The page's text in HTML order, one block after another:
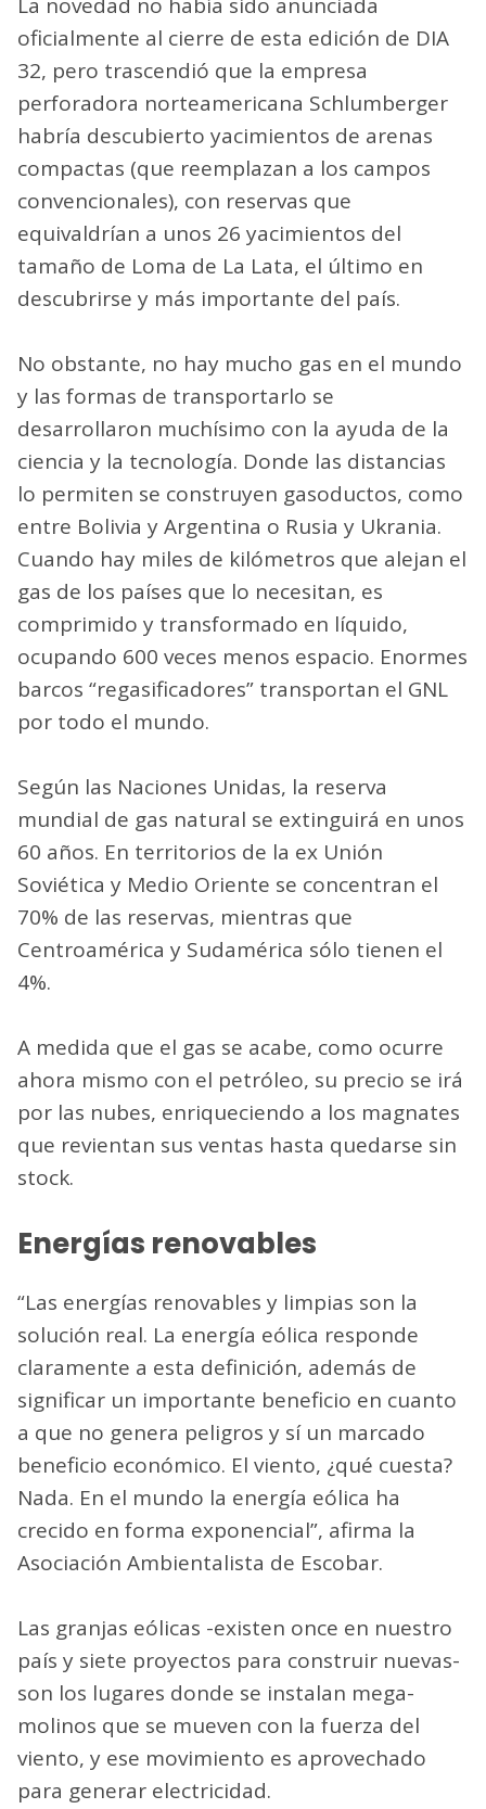
La novedad no había sido anunciada
oficialmente al cierre de esta edición de DIA
32, pero trascendió que la empresa
perforadora norteamericana Schlumberger
habría descubierto yacimientos de arenas
compactas (que reemplazan a los campos
convencionales), con reservas que
equivaldrían a unos 26 yacimientos del
tamaño de Loma de La Lata, el último en
descubrirse y más importante del país.
No obstante, no hay mucho gas en el mundo
y las formas de transportarlo se
desarrollaron muchísimo con la ayuda de la
ciencia y la tecnología. Donde las distancias
lo permiten se construyen gasoductos, como
entre Bolivia y Argentina o Rusia y Ukrania.
Cuando hay miles de kilómetros que alejan el
gas de los países que lo necesitan, es
comprimido y transformado en líquido,
ocupando 600 veces menos espacio. Enormes
barcos “regasificadores” transportan el GNL
por todo el mundo.
Según las Naciones Unidas, la reserva
mundial de gas natural se extinguirá en unos
60 años. En territorios de la ex Unión
Soviética y Medio Oriente se concentran el
70% de las reservas, mientras que
Centroamérica y Sudamérica sólo tienen el
4%.
A medida que el gas se acabe, como ocurre
ahora mismo con el petróleo, su precio se irá
por las nubes, enriqueciendo a los magnates
que revientan sus ventas hasta quedarse sin
stock.
Energías renovables
“Las energías renovables y limpias son la
solución real. La energía eólica responde
claramente a esta definición, además de
significar un importante beneficio en cuanto
a que no genera peligros y sí un marcado
beneficio económico. El viento, ¿qué cuesta?
Nada. En el mundo la energía eólica ha
crecido en forma exponencial”, afirma la
Asociación Ambientalista de Escobar.
Las granjas eólicas -existen once en nuestro
país y siete proyectos para construir nuevas-
son los lugares donde se instalan mega-
molinos que se mueven con la fuerza del
viento, y ese movimiento es aprovechado
para generar electricidad.